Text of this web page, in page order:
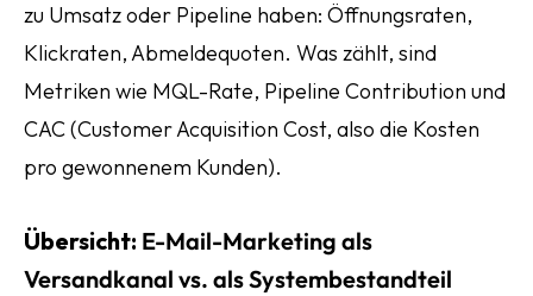
zu Umsatz oder Pipeline haben: Öffnungsraten,
Klickraten, Abmeldequoten. Was zählt, sind
Metriken wie MQL-Rate, Pipeline Contribution und
CAC (Customer Acquisition Cost, also die Kosten
pro gewonnenem Kunden).
Übersicht: E-Mail-Marketing als
Versandkanal vs. als Systembestandteil